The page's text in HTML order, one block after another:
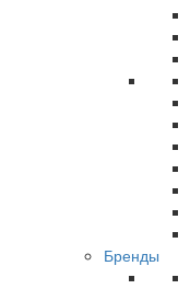
Бренды